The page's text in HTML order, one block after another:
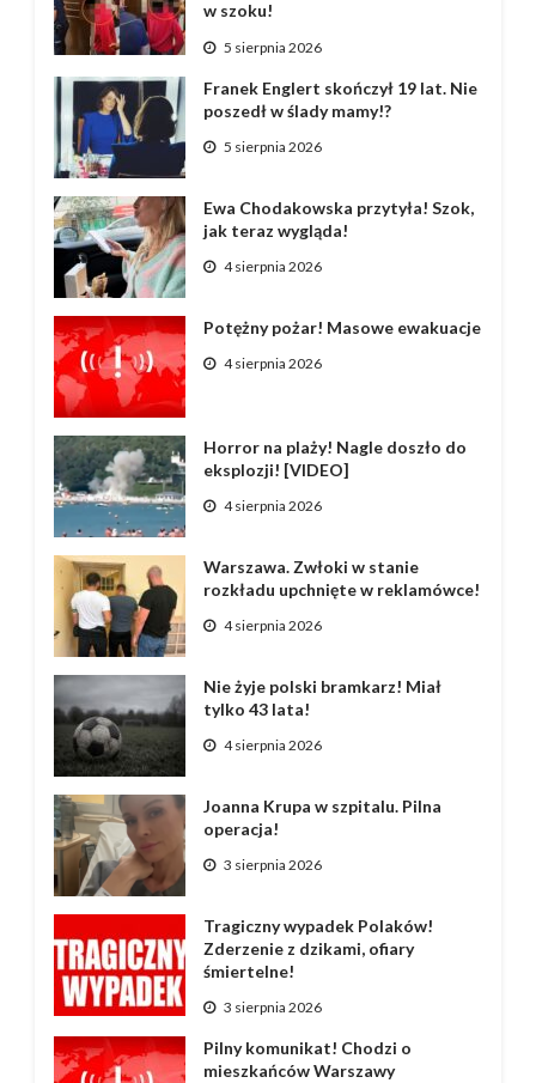
w szoku!
5 sierpnia 2026
Franek Englert skończył 19 lat. Nie
poszedł w ślady mamy!?
5 sierpnia 2026
Ewa Chodakowska przytyła! Szok,
jak teraz wygląda!
4 sierpnia 2026
Potężny pożar! Masowe ewakuacje
4 sierpnia 2026
Horror na plaży! Nagle doszło do
eksplozji! [VIDEO]
4 sierpnia 2026
Warszawa. Zwłoki w stanie
rozkładu upchnięte w reklamówce!
4 sierpnia 2026
Nie żyje polski bramkarz! Miał
tylko 43 lata!
4 sierpnia 2026
Joanna Krupa w szpitalu. Pilna
operacja!
3 sierpnia 2026
Tragiczny wypadek Polaków!
Zderzenie z dzikami, ofiary
śmiertelne!
3 sierpnia 2026
Pilny komunikat! Chodzi o
mieszkańców Warszawy